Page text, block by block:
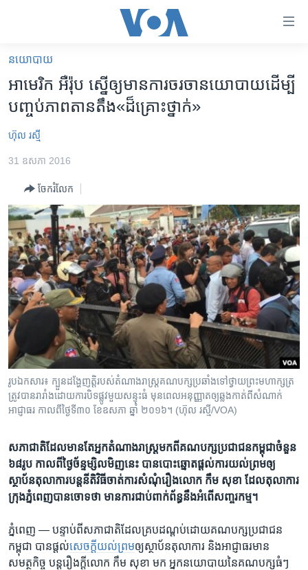
គេហទំព័រ​
ទាក់ទង
និង​
ចូល​
ទំព័រ​
ម្តង
រំលង​
និង​
ចូល​
ទៅ​
ទំព័រ​
រចនា
សម្ព័ន្ធ​
រំលង​
និង​
ទៅ​
កាន់​
ស្វែង​
រក
អន្តរជាតិ
កម្ពុជាច្នៃប្រតិដ្ឋ
ព្រឹត្តិការណ៍ព័ត៌មាន
ទូរទស្សន៍ / វីដេអូ​
វិទ្យុ / ផតខាសថ៍
កម្មវិធីទាំងអស់
Khmer English
បណ្តាញ​សង្គម
នយោបាយ
អាមេរិក អឺរ៉ុប ស្នើ​ឲ្យ​មាន​ការ​​ចរចា​នយោបាយ​ដើម្បី​
បញ្ចប់​ភាព​តានតឹង​«ដ៏​គ្រោះថ្នាក់‍»
ហ៊ុល រស្មី
31 ឧសភា 2016
ចែករំលែក
រូបឯកសារ៖ ក្បួនដង្ហែញតិ្ត​របស់​តំណាងរាស្រ្ត​គណបក្ស​ប្រឆាំង​ទៅ​ថ្វាយ​​ព្រះមហាក្សត្រ​​
ត្រូវ​បាន​រារាំង​ដោយ​ការ​បិទផ្លូវ​​មួយ​សន្ទុះ​ធំ​ មុនពេលអនុញ្ញាត​ឲ្យ​ឆ្លង​កាត់​ពី​សំណាក់​
អាជ្ញាធរ កាល​ពី​ថ្ងៃ​ទី៣០ ខែ​ឧសភា ឆ្នាំ​ ២០១៦។ (ហ៊ុល រស្មី/VOA)
សភា​ជាតិ​ដែល​មាន​តែ​អ្នក​តំណាងរាស្ត្រ​មក​ពី​គណបក្ស​ប្រជាជន​កម្ពុជា​ចំនួន​
៦៨រូប ​កាល​ពី​ថ្ងៃ​ច័ន្ទ​ម្សិលមិញ​នេះ បាន​បោះឆ្នោត​ផ្តល់​ការ​យល់​ព្រម​ឲ្យ​
ស្ថាប័ន​តុលាការ​បន្ត​នីតិវិធី​ចាត់​ការ​សំណុំរឿង​លោក​ កឹម សុខា​ ដែល​តុលាការ​
ក្រុង​ភ្នំពេញ​បាន​ចោទ​ថា មាន​ការ​ជាប់​ពាក់ព័ន្ធ​នឹង​អំពើ​សញ្ចរកម្ម។​
ភ្នំពេញ — បន្ទាប់​ពី​សភាជាតិ​ដែល​គ្រប​ដណ្តប់​ដោយ​គណបក្ស​ប្រជាជន​
កម្ពុជា​ បាន​ផ្តល់​សេចក្តី​យល់​ព្រម​ឲ្យ​ស្ថាប័ន​តុលាការ​ និង​អាជ្ញាធរ​មាន​
សមត្ថកិច្ច បន្ត​រឿង​ក្តី​លោក​ កឹម​ សុខា​ មក អ្នក​នយោបាយ​នៃ​គណបក្ស​ធំៗ​